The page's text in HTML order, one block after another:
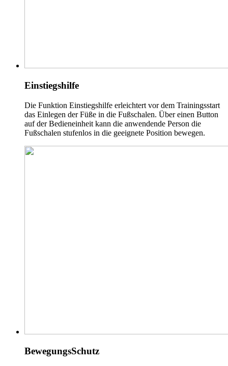
Einstiegshilfe
Die Funktion Einstiegshilfe erleichtert vor dem Trainingsstart
das Einlegen der Füße in die Fußschalen. Über einen Button
auf der Bedieneinheit kann die anwendende Person die
Fußschalen stufenlos in die geeignete Position bewegen.
BewegungsSchutz